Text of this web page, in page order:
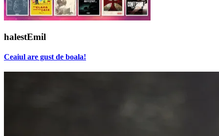
halestEmil
Ceaiul are gust de boala!